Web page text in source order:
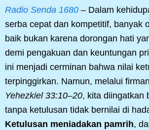
Radio Senda 1680 – Dalam
serba cepat dan kompetitif, banyak
baik bukan karena dorongan hati
demi pengakuan dan keuntungan
ini menjadi cerminan bahwa nilai
terpinggirkan. Namun, melalui
Yehezkiel 33:10–20, kita diingatkan
tanpa ketulusan tidak bernilai di
Ketulusan meniadakan pamrih,